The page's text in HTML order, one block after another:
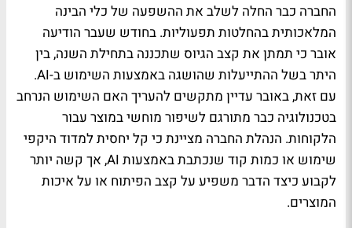
החברה כבר החלה לשלב את ההשפעה של כלי הבינה
המלאכותית בהחלטות תפעוליות. בחודש שעבר הודיעה
אובר כי תמתן את קצב הגיוס שתכננה בתחילת השנה, בין
היתר בשל ההתייעלות שהושגה באמצעות השימוש ב-AI.
עם זאת, באובר עדיין מתקשים להעריך האם השימוש הנרחב
בטכנולוגיה כבר מתורגם לשיפור מוחשי במוצר עבור
הלקוחות. הנהלת החברה מציינת כי קל יחסית למדוד היקפי
שימוש או כמות קוד שנכתבת באמצעות AI, אך קשה יותר
לקבוע כיצד הדבר משפיע על קצב הפיתוח או על איכות
המוצרים.